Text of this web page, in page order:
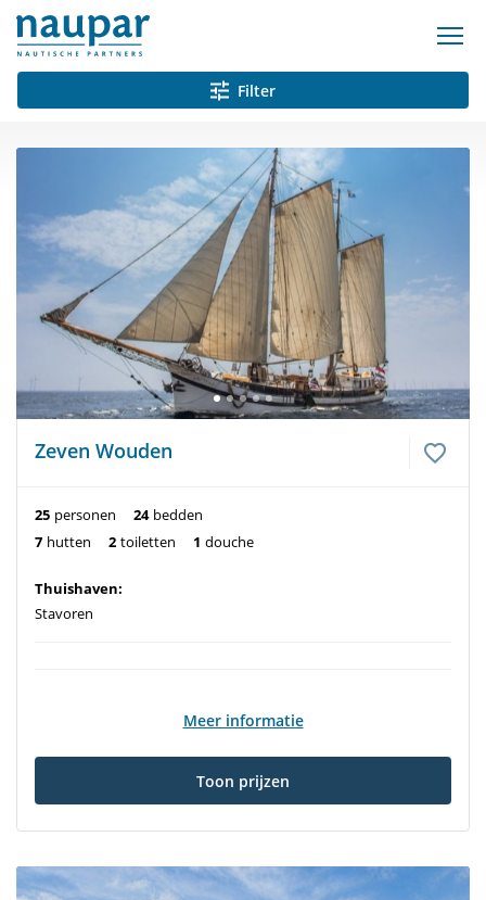
Filter
Zeven Wouden
25 personen 24 bedden
7 hutten 2 toiletten 1 douche
Thuishaven:
Stavoren
Meer informatie
Toon prijzen